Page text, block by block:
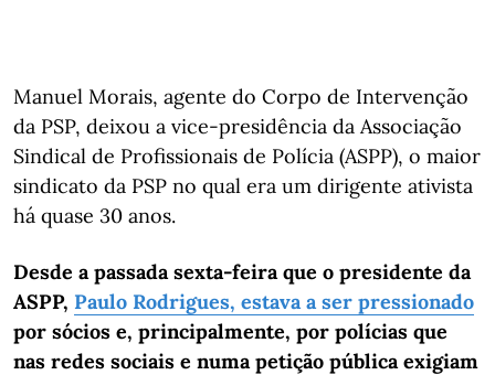
Manuel Morais, agente do Corpo de Intervenção
da PSP, deixou a vice-presidência da Associação
Sindical de Profissionais de Polícia (ASPP), o maior
sindicato da PSP no qual era um dirigente ativista
há quase 30 anos.
Desde a passada sexta-feira que o presidente da
ASPP, Paulo Rodrigues, estava a ser pressionado
por sócios e, principalmente, por polícias que
nas redes sociais e numa petição pública exigiam